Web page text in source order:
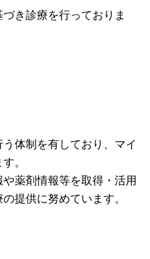
き診療を行っておりま
体制を有しており、マイ
。
薬剤情報等を取得・活用
提供に努めています。